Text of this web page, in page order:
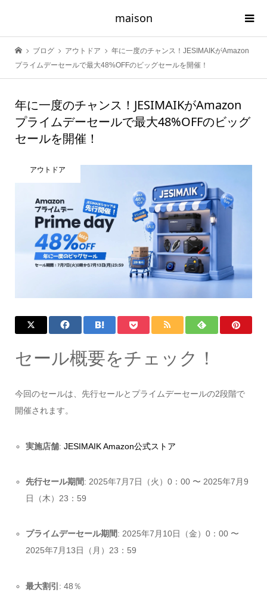
maison
ブログ アウトドア
年に一度のチャンス！JESIMAIKがAmazon
プライムデーセールで最大48%OFFのビッグセールを開催！
年に一度のチャンス！JESIMAIKがAmazon
プライムデーセールで最大48%OFFのビッグ
セールを開催！
アウトドア
セール概要をチェック！
今回のセールは、先行セールとプライムデーセールの2段階で
開催されます。
実施店舗:JESIMAIK Amazon公式ストア
先行セール期間: 2025年7月7日（火）0：00 〜 2025年7月9
日（木）23：59
プライムデーセール期間: 2025年7月10日（金）0：00 〜
2025年7月13日（月）23：59
最大割引 : 48％